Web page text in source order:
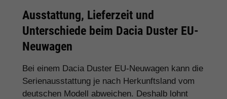
Ausstattung, Lieferzeit und
Unterschiede beim Dacia Duster EU-
Neuwagen
Bei einem Dacia Duster EU-Neuwagen kann die
Serienausstattung je nach Herkunftsland vom
deutschen Modell abweichen. Deshalb lohnt